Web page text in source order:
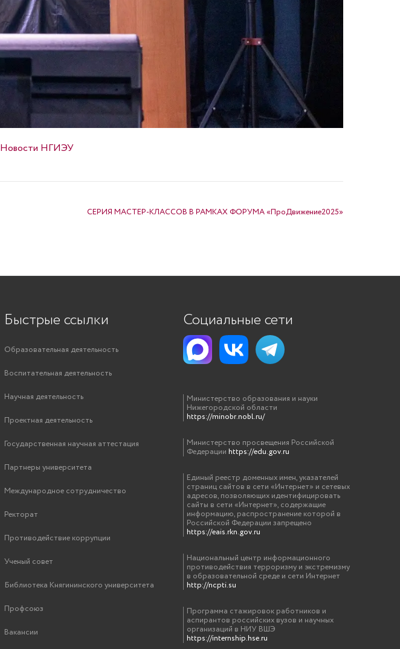
Новости НГИЭУ
СЕРИЯ МАСТЕР-КЛАССОВ В РАМКАХ ФОРУМА «ПроДвижение2025»
Быстрые ссылки
Образовательная деятельность
Воспитательная деятельность
Научная деятельность
Проектная деятельность
Государственная научная аттестация
Партнеры университета
Международное сотрудничество
Ректорат
Противодействие коррупции
Ученый совет
Библиотека Княгининского университета
Профсоюз
Вакансии
Социальные сети
Министерство образования и науки
Нижегородской области
https://minobr.nobl.ru/
Министерство просвещения Российской
Федерации https://edu.gov.ru
Единый реестр доменных имен, указателей
страниц сайтов в сети «Интернет» и сетевых
адресов, позволяющих идентифицировать
сайты в сети «Интернет», содержащие
информацию, распространение которой в
Российской Федерации запрещено
https://eais.rkn.gov.ru
Национальный центр информационного
противодействия терроризму и экстремизму
в образовательной среде и сети Интернет
http://ncpti.su
Программа стажировок работников и
аспирантов российских вузов и научных
организаций в НИУ ВШЭ
https://internship.hse.ru